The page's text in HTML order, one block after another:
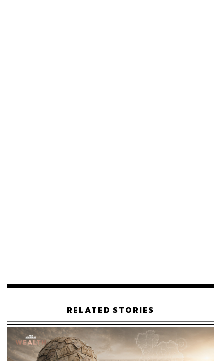
ชวนวิเคราะห์ เหตุใดสินค้าจีนทะลัก ส่งออกเริ่ม
หมดแรง แบกเศรษฐกิจไทยไม่ไหว แม้แต่ ‘ข้าว
ไทย’ ยังเสี่ยงพ่ายแพ้ให้กับคู่แข่งเวียดนามและ
อินเดีย
RELATED STORIES